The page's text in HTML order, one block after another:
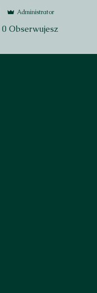
Administrator
0 Obserwujesz